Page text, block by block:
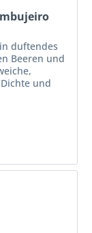
duftendes
Beeren und
und